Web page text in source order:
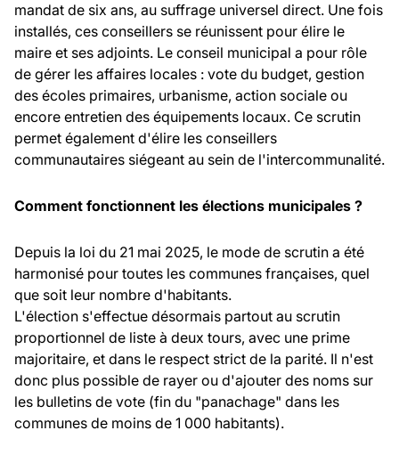
mandat de six ans, au suffrage universel direct. Une fois
installés, ces conseillers se réunissent pour élire le
maire et ses adjoints. Le conseil municipal a pour rôle
de gérer les affaires locales : vote du budget, gestion
des écoles primaires, urbanisme, action sociale ou
encore entretien des équipements locaux. Ce scrutin
permet également d'élire les conseillers
communautaires siégeant au sein de l'intercommunalité.
Comment fonctionnent les élections municipales ?
Depuis la loi du 21 mai 2025, le mode de scrutin a été
harmonisé pour toutes les communes françaises, quel
que soit leur nombre d'habitants.
L'élection s'effectue désormais partout au scrutin
proportionnel de liste à deux tours, avec une prime
majoritaire, et dans le respect strict de la parité. Il n'est
donc plus possible de rayer ou d'ajouter des noms sur
les bulletins de vote (fin du "panachage" dans les
communes de moins de 1 000 habitants).